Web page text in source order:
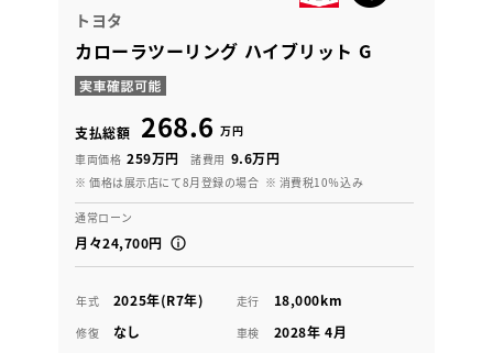
トヨタ
カローラツーリング ハイブリット G
支払総額 268.6 万円
車両価格 259万円 諸費用 9.6万円
※ 価格は展示店にて8月登録の場合 ※ 消費税10％込み
通常ローン
月々24,700円
年式 2025年(R7年) 走行 18,000km
修復 なし 車検 2028年 4月